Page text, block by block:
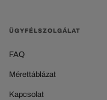
ÜGYFÉLSZOLGÁLAT
FAQ
Mérettáblázat
Kapcsolat